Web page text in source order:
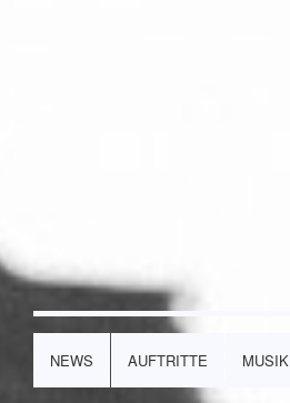
NEWS AUFTRITTE MUSIK